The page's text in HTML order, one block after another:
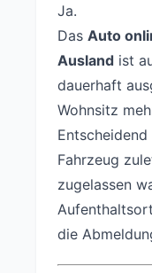
Ja.
Das Auto
Ausland ist
dauerhaft
Wohnsitz
Fahrzeug
zugelassen
die